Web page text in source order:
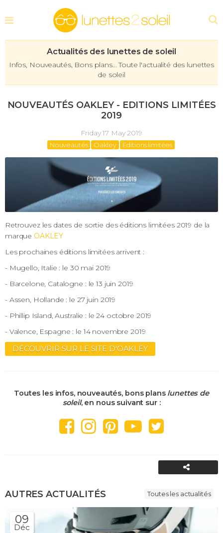
Actualités des lunettes de soleil
Infos, Nouveautés, Bons plans... Toute l'actualité des lunettes
de soleil
NOUVEAUTÉS OAKLEY - EDITIONS LIMITÉES
2019
Friday 17 May 2019
Nouveautés Oakley Editions limitées
Retrouvez les dates de sortie des éditions limitées 2019 de la
marque OAKLEY
Les prochaines éditions limitées arrivent :
- Mugello, Italie : le 30 mai 2019
- Barcelone, Catalogne : le 13 juin 2019
- Assen, Hollande : le 27 juin 2019
- Phillip Island, Australie : le 24 octobre 2019
- Valence, Espagne : le 14 novembre 2019
DÉCOUVRIR SUR LE SITE D'OAKLEY
Toutes les infos, nouveautés, bons plans lunettes de
soleil, en nous suivant sur :
AUTRES ACTUALITÉS Toutes les actualités
09
Déc